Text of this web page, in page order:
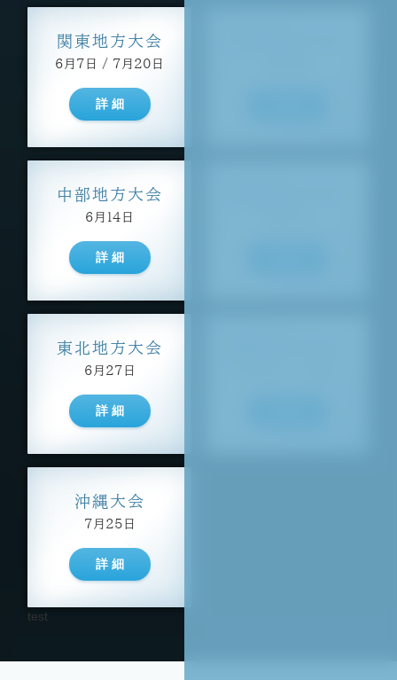
関東地方大会
6月7日 / 7月20日
詳 細
中部地方大会
6月14日
詳 細
東北地方大会
6月27日
詳 細
沖縄大会
7月25日
詳 細
test